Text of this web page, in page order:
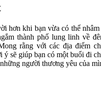
hơn khi bạn vừa có thể
thành phố lung linh về
rằng với các địa điểm
ý sẽ giúp bạn có một buổi đi
người thương yêu của